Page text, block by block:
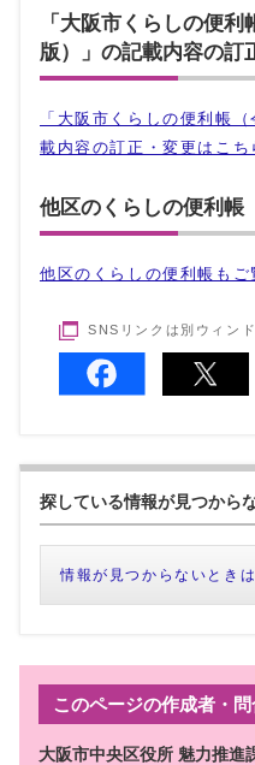
「大阪市くらしの便
版）」の記載内容の訂
「大阪市くらしの便利帳
載内容の訂正・変更はこち
他区のくらしの便利帳
他区のくらしの便利帳もご
SNSリンクは別ウィン
探している情報が見つから
情報が見つからないときは
このページの作成者・
大阪市中央区役所 魅力推進